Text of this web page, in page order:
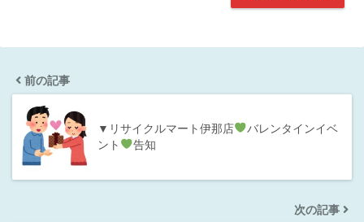
前の記事
▼リサイクルマート伊那店
バレンタインイベ
ント
告知
次の記事